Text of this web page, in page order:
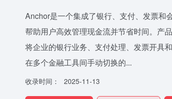
Anchor是一个集成了银行、支付、发票和
帮助用户高效管理现金流并节省时间。产
将企业的银行业务、支付处理、发票开具
在多个金融工具间手动切换的...
收录时间： 2025-11-13